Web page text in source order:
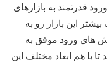
قدرتمند به بازارهای
این بازار رو به
های ورود موفق به
با هم ابعاد مختلف این